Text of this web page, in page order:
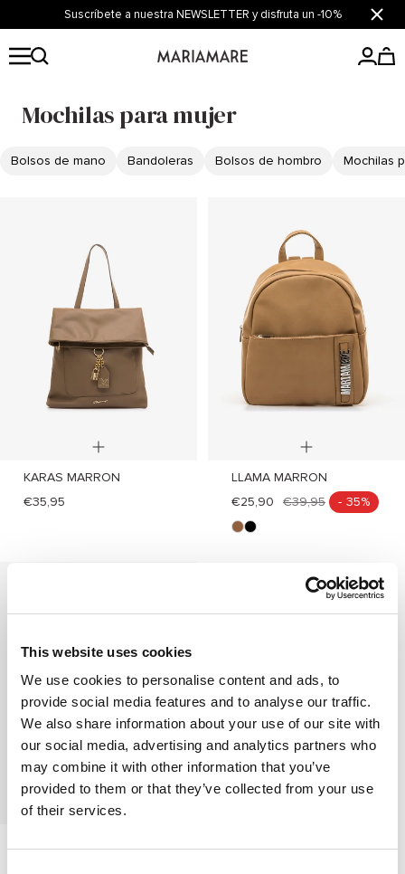
This website uses cookies
We use cookies to personalise content and ads, to
provide social media features and to analyse our traffic.
We also share information about your use of our site with
our social media, advertising and analytics partners who
may combine it with other information that you’ve
provided to them or that they’ve collected from your use
of their services.
al
contenido
Suscríbete a nuestra NEWSLETTER y disfruta un -10% Cerrar
Mariamare
Mochilas para mujer
Bolsos de mano Bandoleras Bolsos de hombro Mochilas
+
Añadir
KARAS MARRON
€35,95
+
Añadir
LLAMA MARRON
€25,90
€39,95 - 35%
m n
+